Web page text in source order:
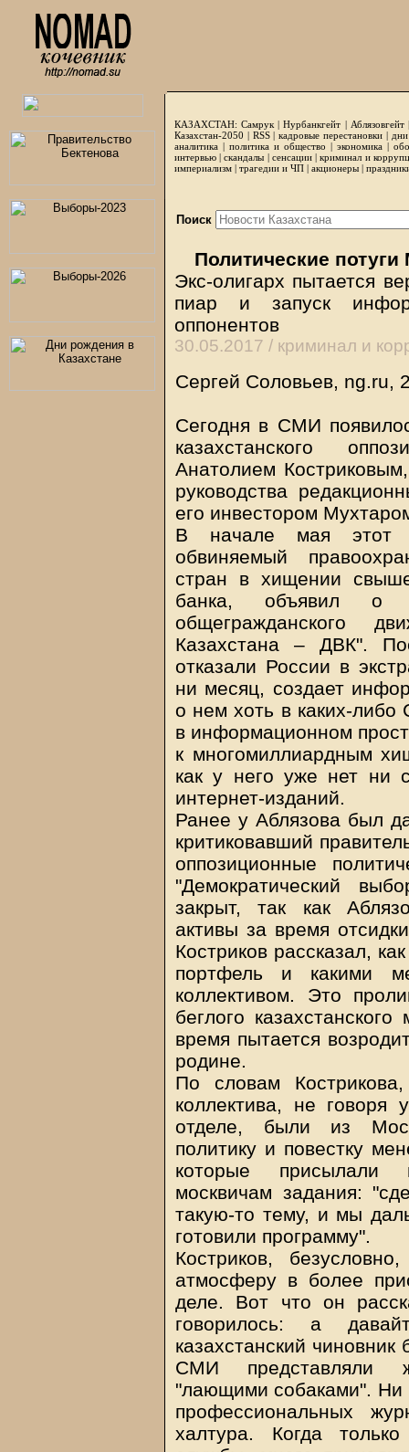
КАЗАХСТАН: Самрук |Нурбанкгейт | Аблязовгейт
Казахстан-2050 | RSS|кадровые перестановки|
аналитика | политика и общество | экономика |
интервью |скандалы | сенсации|криминал и
империализм | трагедии и ЧП | акционеры |
Поиск
Политические
Экс-олигарх пытается
пиар и запуск
оппонентов
30.05.2017 / криминал и
Сергей Соловьев, ng.ru,
Сегодня в СМИ
казахстанского
Анатолием
руководства
его инвестором
В начале мая этот
обвиняемый
стран в хищении
банка, объявил о
общегражданского
Казахстана – ДВК".
отказали России в
ни месяц, создает
о нем хоть в каких-
в информационном
к многомиллиардным
как у него уже нет ни
интернет-изданий.
Ранее у Аблязова был
критиковавший
оппозиционные
"Демократический
закрыт, так как
активы за время
Костриков рассказал,
портфель и какими
коллективом. Это
беглого
время пытается
родине.
По словам
коллектива, не говоря
отделе, были из
политику и повестку
которые присылали
москвичам задания:
такую-то тему, и мы
готовили программу".
Костриков,
атмосферу в более
деле. Вот что он
говорилось: а
казахстанский
СМИ представляли
"лающими собаками". Ни
профессиональных
халтура. Когда